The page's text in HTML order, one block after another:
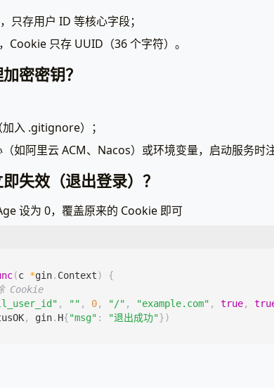
存用户 ID 等核心字段；
只存 UUID（36 个字符）。
密密钥？
入 .gitignore）；
如阿里云 ACM、Nacos）或环境变量，启动服务时
失效（退出登录）？
设为 0，覆盖原来的 Cookie 即可
(c *gin. Context)
{
Cookie
, "" , 0, "/" , "example.com" , true,
, gin. H{"msg" : "退出成功"})